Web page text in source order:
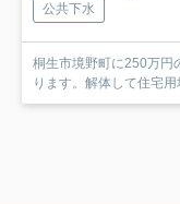
公共下水
桐生市境野町に250万円
ります。解体して住宅